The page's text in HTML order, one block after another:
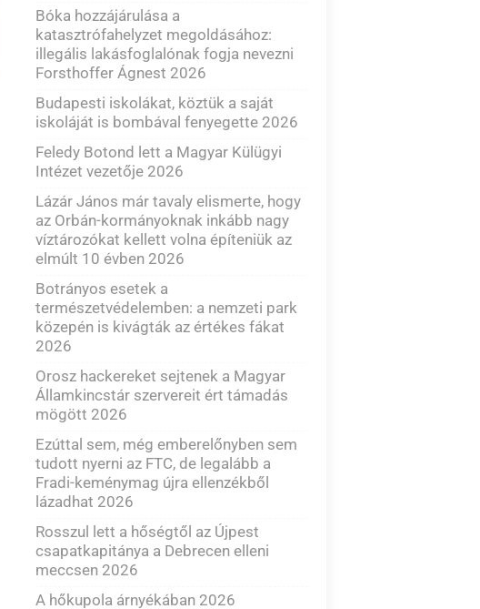
Bóka hozzájárulása a
katasztrófahelyzet megoldásához:
illegális lakásfoglalónak fogja nevezni
Forsthoffer Ágnest 2026
Budapesti iskolákat, köztük a saját
iskoláját is bombával fenyegette 2026
Feledy Botond lett a Magyar Külügyi
Intézet vezetője 2026
Lázár János már tavaly elismerte, hogy
az Orbán-kormányoknak inkább nagy
víztározókat kellett volna építeniük az
elmúlt 10 évben 2026
Botrányos esetek a
természetvédelemben: a nemzeti park
közepén is kivágták az értékes fákat
2026
Orosz hackereket sejtenek a Magyar
Államkincstár szervereit ért támadás
mögött 2026
Ezúttal sem, még emberelőnyben sem
tudott nyerni az FTC, de legalább a
Fradi-keménymag újra ellenzékből
lázadhat 2026
Rosszul lett a hőségtől az Újpest
csapatkapitánya a Debrecen elleni
meccsen 2026
A hőkupola árnyékában 2026